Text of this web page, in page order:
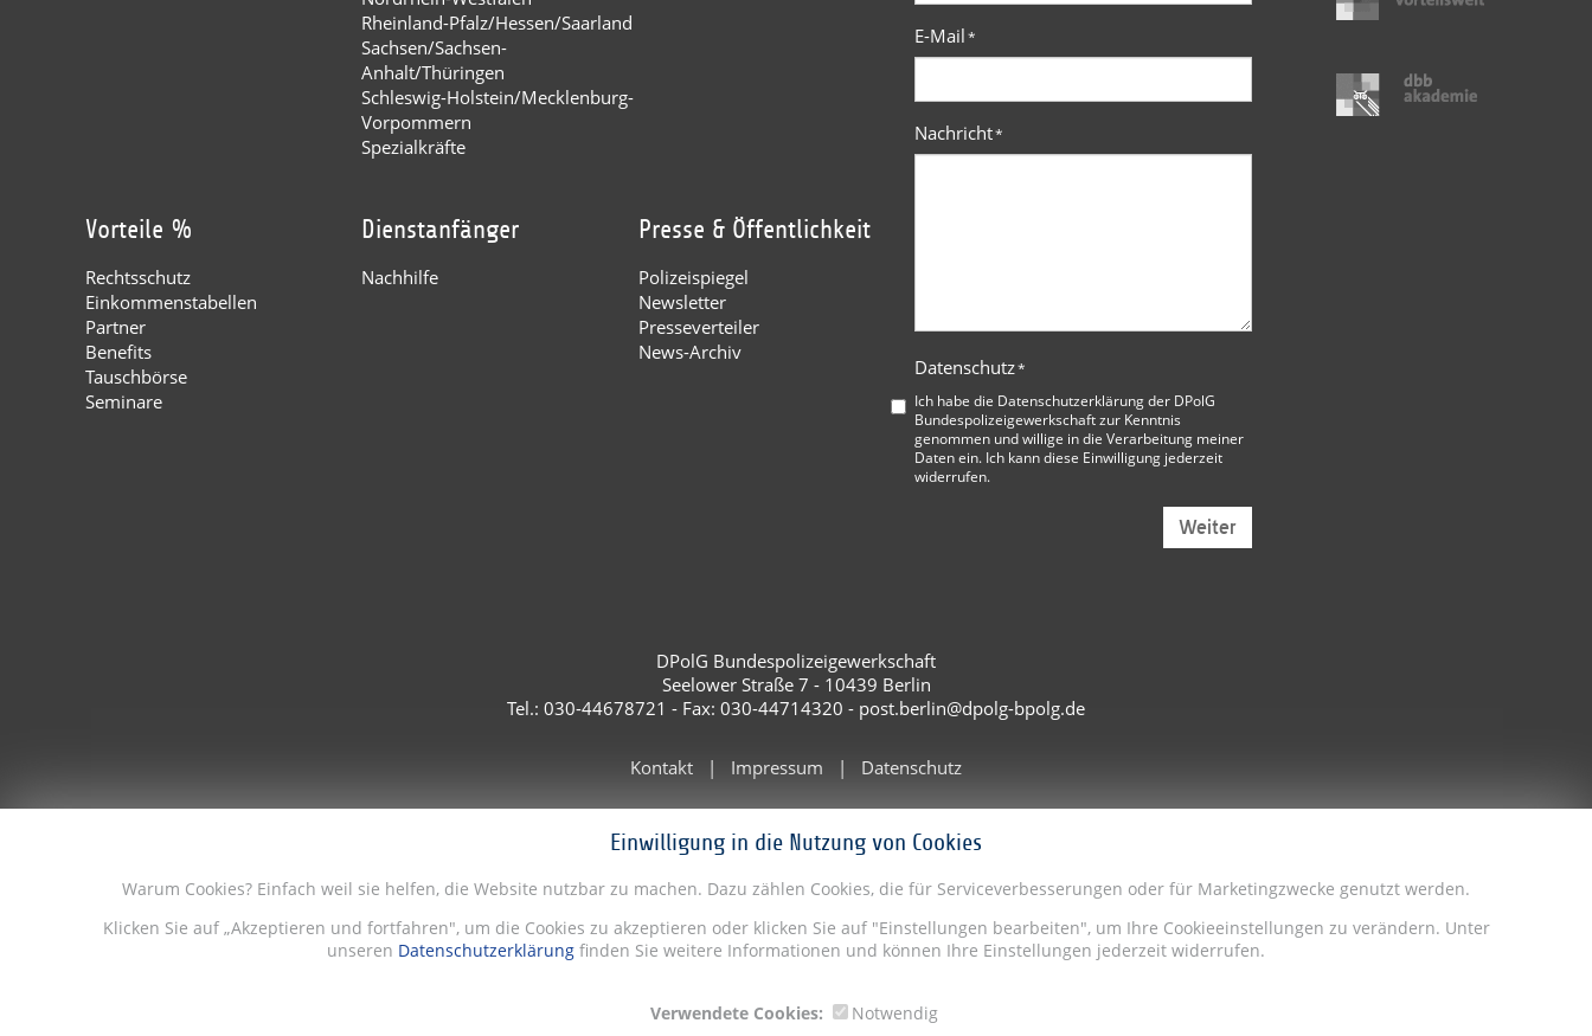
Rheinland-Pfalz/Hessen/Saarland
Sachsen/Sachsen-
Anhalt/Thüringen
Schleswig-Holstein/Mecklenburg-
Vorpommern
Spezialkräfte
Vorteile %
Rechtsschutz
Einkommenstabellen
Partner
Benefits
Tauschbörse
Seminare
Dienstanfänger
Nachhilfe
Presse & Öffentlichkeit
Polizeispiegel
Newsletter
Presseverteiler
News-Archiv
E-Mail*
Nachricht*
Datenschutz*
Ich habe die Datenschutzerklärung der DPolG
Bundespolizeigewerkschaftzur Kenntnis
genommen und willige in die Verarbeitung meiner
Daten ein. Ich kann diese Einwilligung jederzeit
widerrufen.
Weiter
DPolG Bundespolizeigewerkschaft
Seelower Straße 7 - 10439 Berlin
Tel.: 030-44678721 - Fax: 030-44714320 - post.berlin@dpolg-bpolg.de
Kontakt Impressum Datenschutz
Einwilligung in die Nutzung von Cookies
Warum Cookies? Einfach weil sie helfen, die Website nutzbar zu machen. Dazu zählen Cookies, die für Serviceverbesserungen oder für Marketingzwecke genutzt werden.
Klicken Sie auf „Akzeptieren und fortfahren", um die Cookies zu akzeptieren oder klicken Sie auf "Einstellungen bearbeiten", um Ihre Cookieeinstellungen zu verändern. Unter
unseren Datenschutzerklärung finden Sie weitere Informationen und können Ihre Einstellungen jederzeit widerrufen.
Verwendete Cookies: Notwendig